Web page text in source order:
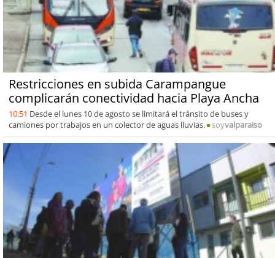
Restricciones en subida Carampangue
complicarán conectividad hacia Playa Ancha
10:51 Desde el lunes 10 de agosto se limitará el tránsito de buses y
camiones por trabajos en un colector de aguas lluvias.
soyvalparaiso